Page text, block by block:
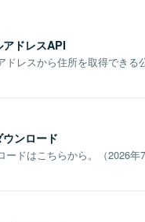
ドレスAPI
ドレスから住所を取得できる
ンロード
ードはこちらから。（2026年